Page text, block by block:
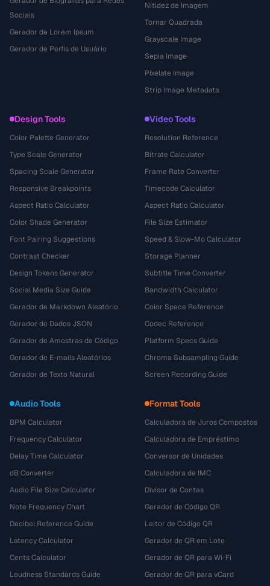
Sociais
Gerador de Lorem Ipsum
Gerador de Perfis de Usuário
Nitidez de Imagem
Tornar Quadrada
Grayscale Image
Sepia Image
Pixelate Image
Strip Image Metadata
Design Tools
Color Palette Generator
Type Scale Generator
Spacing Scale Generator
Responsive Breakpoints
Aspect Ratio Calculator
Color Shade Generator
Font Pairing Suggestions
Contrast Checker
Design Tokens Generator
Social Media Size Guide
Gerador de Markdown Aleatório
Gerador de Dados JSON
Gerador de Amostras de Código
Gerador de E-mails Aleatórios
Gerador de Texto Natural
Video Tools
Resolution Reference
Bitrate Calculator
Frame Rate Converter
Timecode Calculator
Aspect Ratio Calculator
File Size Estimator
Speed & Slow-Mo Calculator
Storage Planner
Subtitle Time Converter
Bandwidth Calculator
Color Space Reference
Codec Reference
Platform Specs Guide
Chroma Subsampling Guide
Screen Recording Guide
Audio Tools
BPM Calculator
Frequency Calculator
Delay Time Calculator
dB Converter
Audio File Size Calculator
Note Frequency Chart
Decibel Reference Guide
Latency Calculator
Cents Calculator
Loudness Standards Guide
Format Tools
Calculadora de Juros Compostos
Calculadora de Empréstimo
Conversor de Unidades
Calculadora de IMC
Divisor de Contas
Gerador de Código QR
Leitor de Código QR
Gerador de QR em Lote
Gerador de QR para Wi-Fi
Gerador de QR para vCard